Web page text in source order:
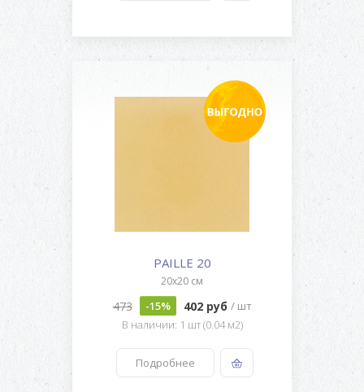
PAILLE 20
20x20 см
473 -15% 402 руб / шт
В наличии: 1 шт (0.04 м2)
Подробнее